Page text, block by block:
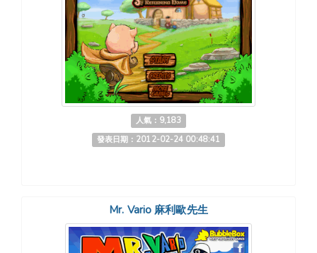
人氣：9,183
發表日期：2012-02-24 00:48:41
Mr. Vario 麻利歐先生